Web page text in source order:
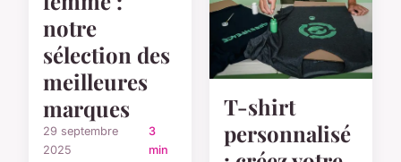
notre
sélection des
meilleures
marques
29 septembre
2025
3
min
T-shirt
personnalisé